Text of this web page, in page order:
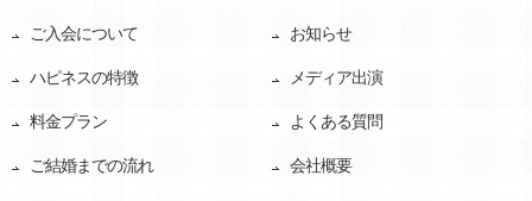
ご入会について
ハピネスの特徴
料金プラン
ご結婚までの流れ
お知らせ
メディア出演
よくある質問
会社概要